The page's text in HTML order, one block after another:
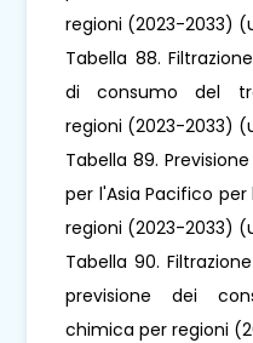
regioni (2023-2033)
Tabella 88.
di consumo del
regioni (2023-2033)
Tabella 89.
per l'Asia Pacifico
regioni (2023-2033)
Tabella 90.
previsione dei
chimica per regioni